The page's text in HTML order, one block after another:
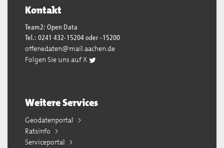
Kontakt
Team2: Open Data
Tel.: 0241 432-15204 oder -15200
offenedaten@mail.aachen.de
Folgen Sie uns auf X
Weitere Services
Geodatenportal
Ratsinfo
Serviceportal